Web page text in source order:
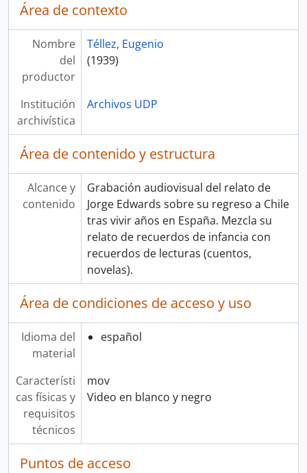
Área de contexto
Nombre
del
productor
Téllez, Eugenio
(1939)
Institución
archivística
Archivos UDP
Área de contenido y estructura
Alcance y
contenido
Grabación audiovisual del relato de
Jorge Edwards sobre su regreso a Chile
tras vivir años en España. Mezcla su
relato de recuerdos de infancia con
recuerdos de lecturas (cuentos,
novelas).
Área de condiciones de acceso y uso
Idioma del
material
español
Característi
cas físicas y
requisitos
técnicos
mov
Video en blanco y negro
Puntos de acceso